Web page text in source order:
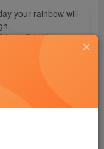
your rainbow will
虹会在天空微笑